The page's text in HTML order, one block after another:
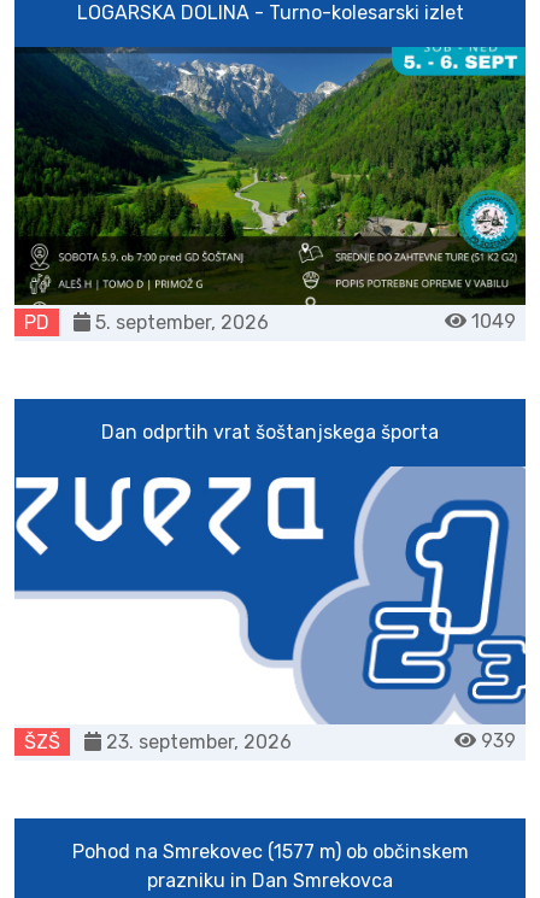
LOGARSKA DOLINA - Turno-kolesarski izlet
PD 1049
5. september, 2026
Dan odprtih vrat šoštanjskega športa
ŠZŠ 939
23. september, 2026
Pohod na Smrekovec (1577 m) ob občinskem
prazniku in Dan Smrekovca